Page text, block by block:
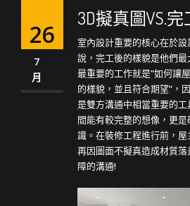
26
7
月
3D擬真圖VS.
室內設計重要的核心在於
說，完工後的樣貌是他們
最重要的工作就是”如何讓
的樣貌，並且符合期望”，
是雙方溝通中相當重要的
間能有較完整的想像，更
識。在裝修工程進行前，
再因圖面不擬真造成材質
障的溝通!